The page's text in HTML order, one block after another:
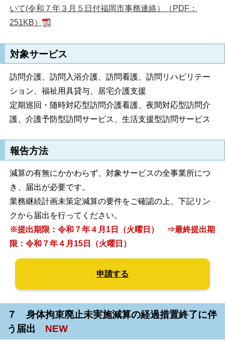
いて(令和７年３月５日付福岡市事務連絡）（PDF：
251KB）
対象サービス
訪問介護、訪問入浴介護、訪問看護、訪問リハビリテー
ション、福祉用具貸与、居宅介護支援
定期巡回・随時対応型訪問介護看護、夜間対応型訪問介
護、介護予防型訪問サービス、生活支援型訪問サービス
報告方法
減算の有無にかかわらず、対象サービスの全事業所につ
き、届出が必要です。
業務継続計画未策定減算の要件をご確認の上、下記リン
クから届出を行ってください。
※提出期限：令和７年４月1日（火曜日） ⇒最終提出期
限：令和７年４月15日（火曜日）
申請する
７ 身体拘束廃止未実施減算の経過措置終了に伴
う届出 NEW